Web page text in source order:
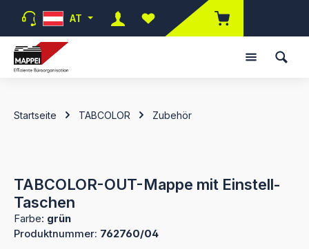
Zum Hauptinhalt springen
AT
Du hast 0 Produkte auf dem
Startseite TABCOLOR Zubehör
TABCOLOR-OUT-Mappe mit Einstell-
Taschen
Farbe: grün
Produktnummer: 762760/04